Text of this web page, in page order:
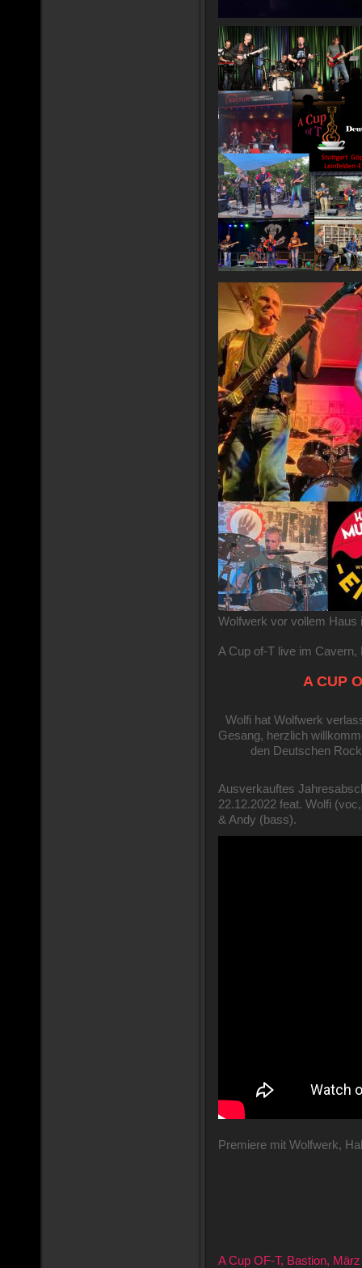
Wolfwerk vor vollem Haus
A Cup of-T live im Cavern,
A CUP
Wolfi hat Wolfwerk
Gesang, herzlich
den Deutschen
Ausverkauftes
22.12.2022 feat. Wolfi
& Andy (bass).
Premiere mit Wolfwerk,
A Cup OF-T, Bastion,